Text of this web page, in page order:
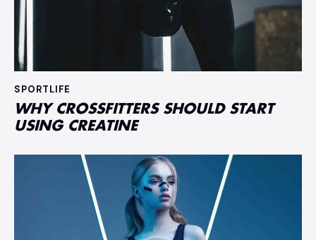
SPORTLIFE
WHY CROSSFITTERS SHOULD START
USING CREATINE